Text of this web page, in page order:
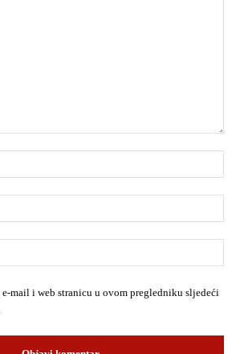
e-mail i web stranicu u ovom pregledniku sljedeći